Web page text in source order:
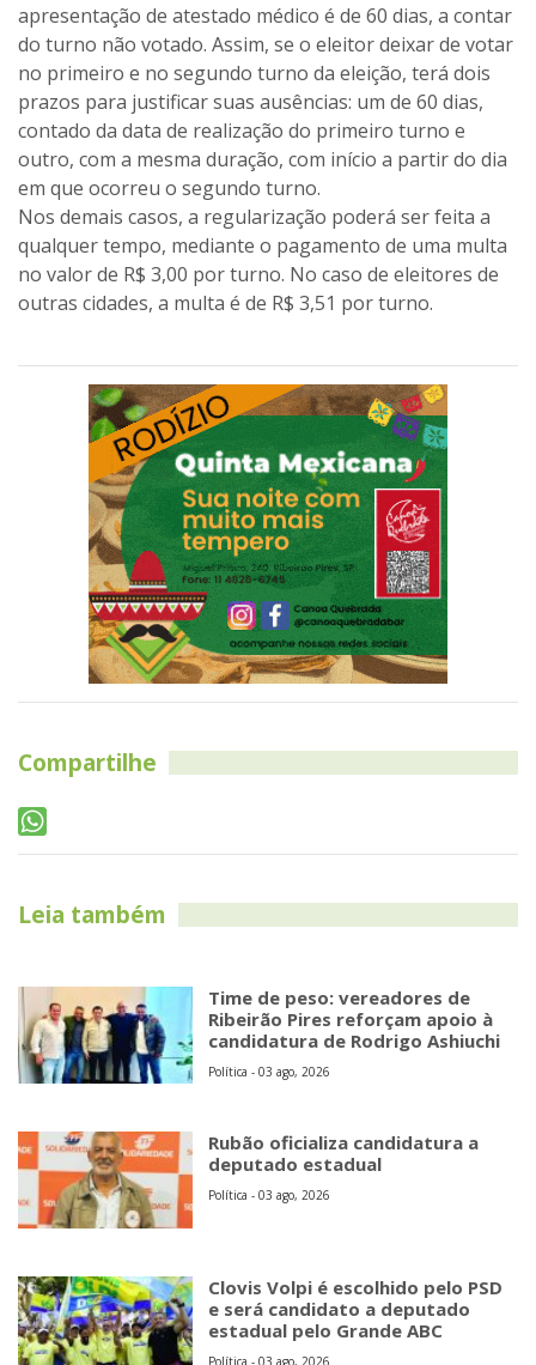
apresentação de atestado médico é de 60 dias, a contar
do turno não votado. Assim, se o eleitor deixar de votar
no primeiro e no segundo turno da eleição, terá dois
prazos para justificar suas ausências: um de 60 dias,
contado da data de realização do primeiro turno e
outro, com a mesma duração, com início a partir do dia
em que ocorreu o segundo turno.
Nos demais casos, a regularização poderá ser feita a
qualquer tempo, mediante o pagamento de uma multa
no valor de R$ 3,00 por turno. No caso de eleitores de
outras cidades, a multa é de R$ 3,51 por turno.
Compartilhe
Leia também
Time de peso: vereadores de
Ribeirão Pires reforçam apoio à
candidatura de Rodrigo Ashiuchi
Política - 03 ago, 2026
Rubão oficializa candidatura a
deputado estadual
Política - 03 ago, 2026
Clovis Volpi é escolhido pelo PSD
e será candidato a deputado
estadual pelo Grande ABC
Política - 03 ago, 2026